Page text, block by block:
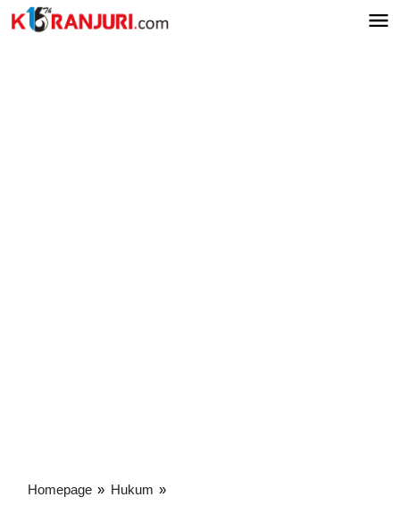
Lewati
ke
Homepage » Hukum »